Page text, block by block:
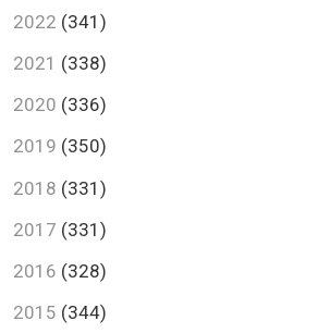
2022 (341)
2021 (338)
2020 (336)
2019 (350)
2018 (331)
2017 (331)
2016 (328)
2015 (344)